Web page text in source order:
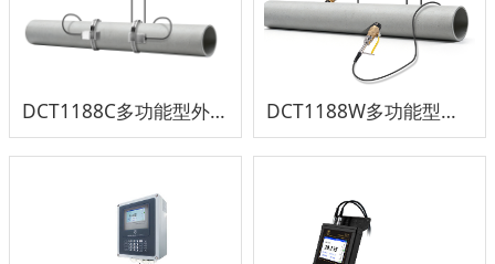
DCT1188C多功能型外夹式超声波流量计 DCT1188W多功能型插入式超声波流量计